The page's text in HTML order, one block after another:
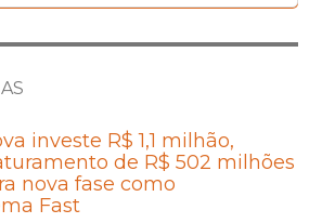
investe R$ 1,1 milhão,
de R$ 502 milhões
nova fase como
Fast